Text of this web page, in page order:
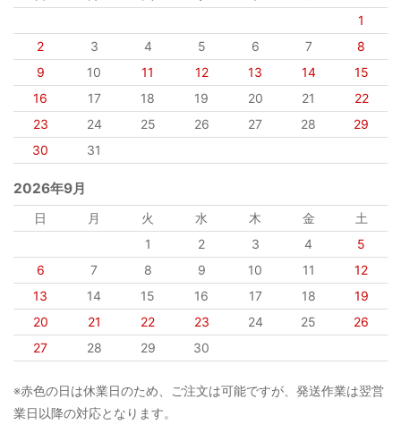
1
2
3 4 5 6 7
8
9
10 11 12 13 14
15
16
17 18 19 20 21
22
23
24 25 26 27 28
29
30
31
2026年9月
日 月 火 水 木 金
土
1
2 3 4
5
6
7 8 9 10 11
12
13
14 15 16 17 18
19
20
21 22 23 24 25
26
27
28 29 30
※赤色の日は休業日のため、ご注文は可能ですが、発送作業は翌営
業日以降の対応となります。